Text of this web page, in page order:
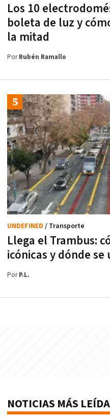
Los 10
boleta de luz y
la mitad
PorRubén Ramallo
Llega el Trambus:
icónicas y dónde se
UNDEFINED / Transporte
PorP.L.
NOTICIAS MÁS